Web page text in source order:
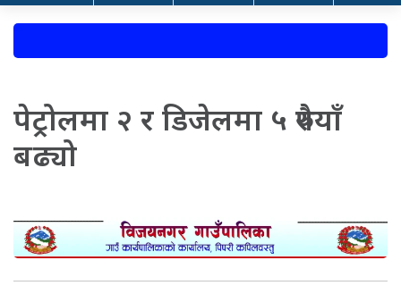
पेट्रोलमा २ र डिजेलमा ५ रुपैयाँ
बढ्यो